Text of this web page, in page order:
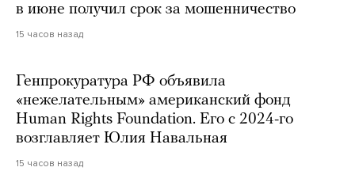
в июне получил срок за мошенничество
15 часов назад
Генпрокуратура РФ объявила
«нежелательным» американский фонд
Human Rights Foundation. Его с 2024-го
возглавляет Юлия Навальная
15 часов назад